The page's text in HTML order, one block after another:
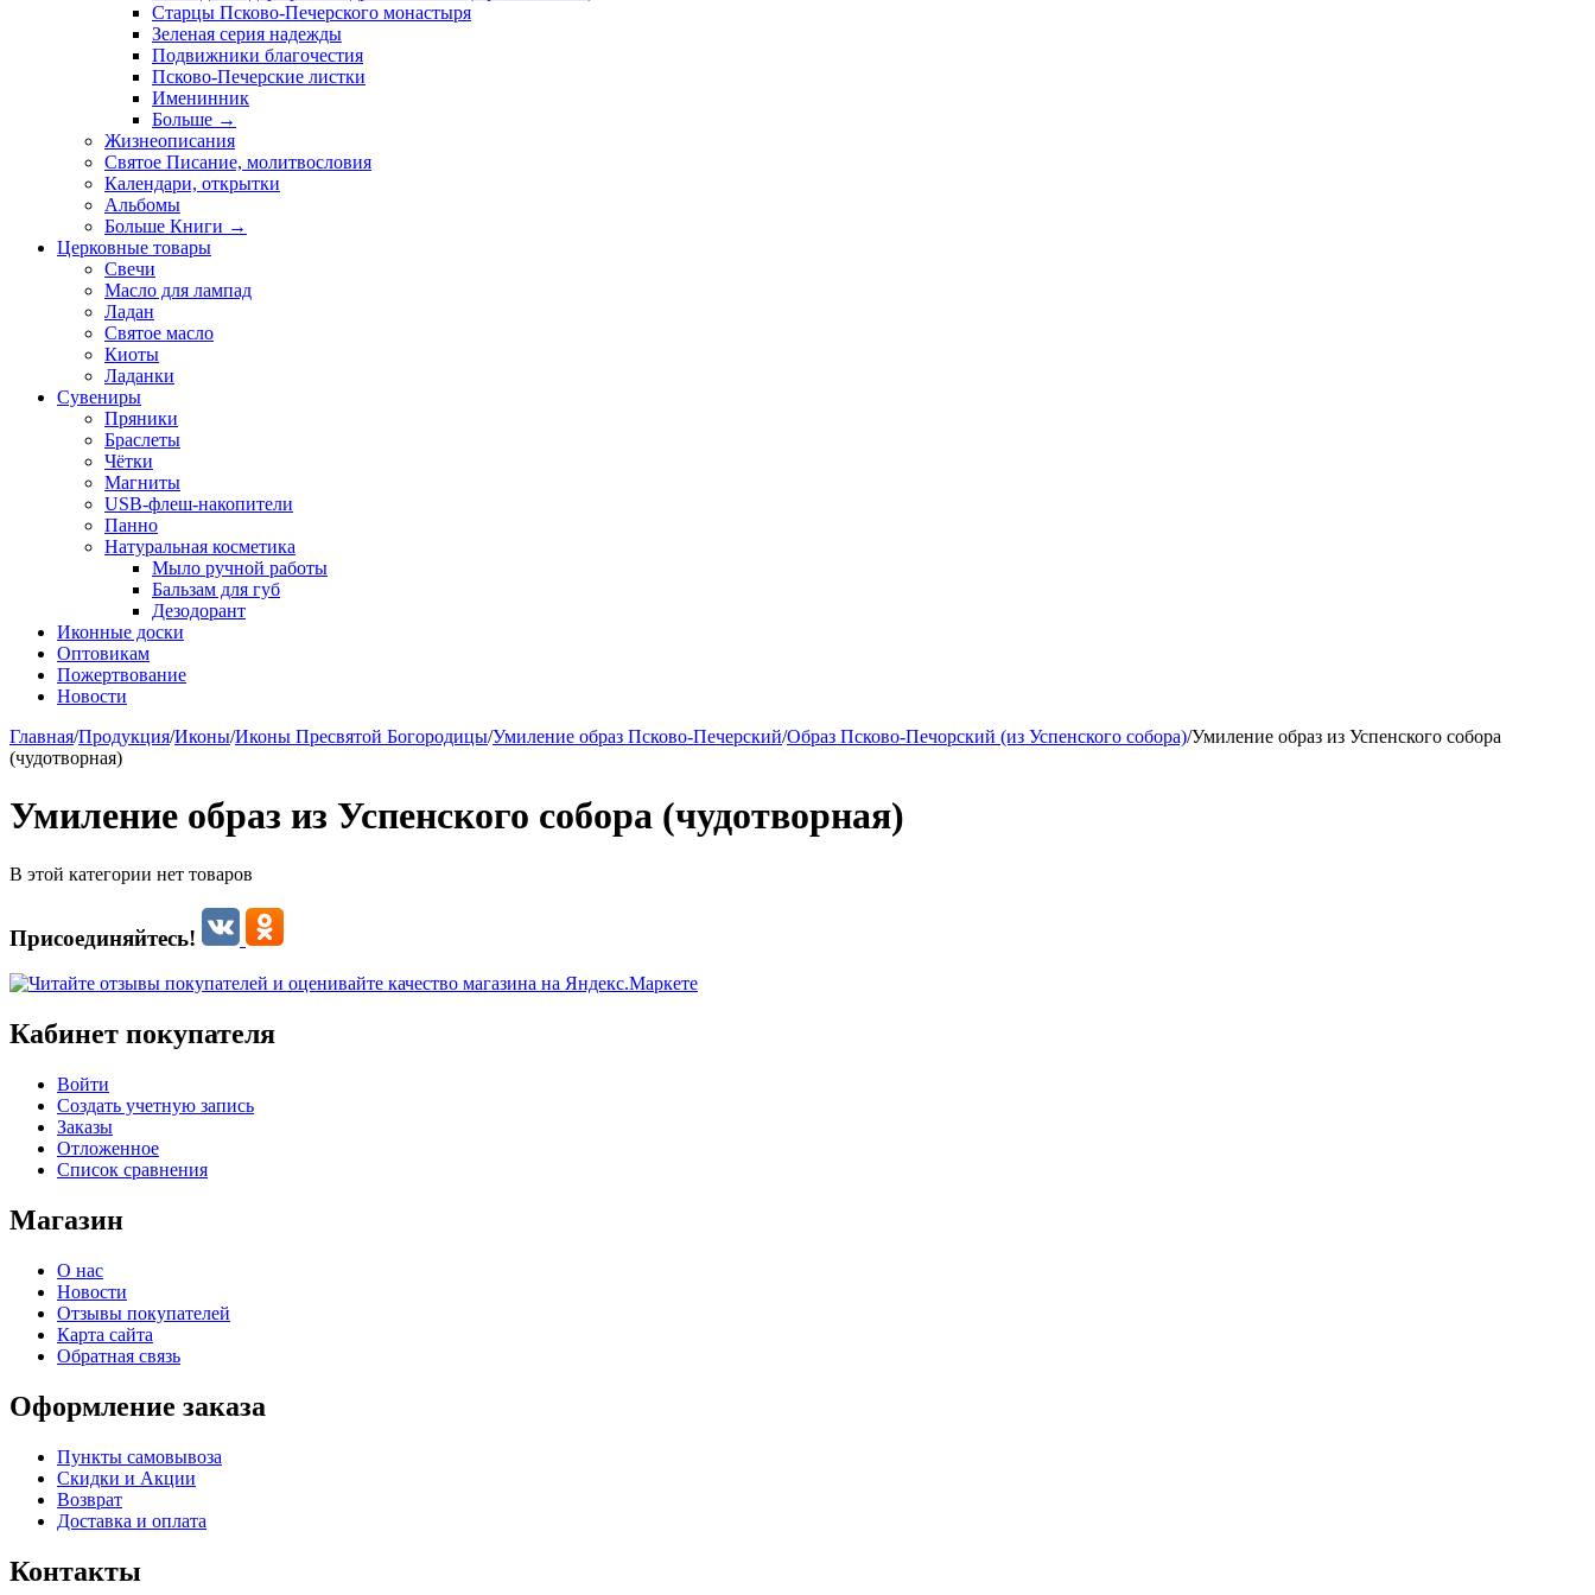
Старцы Псково-Печерского монастыря
Зеленая серия надежды
Подвижники благочестия
Псково-Печерские листки
Именинник
Больше →
Жизнеописания
Святое Писание, молитвословия
Календари, открытки
Альбомы
Больше Книги →
Церковные товары
Свечи
Масло для лампад
Ладан
Святое масло
Киоты
Ладанки
Сувениры
Пряники
Браслеты
Чётки
Магниты
USB-флеш-накопители
Панно
Натуральная косметика
Мыло ручной работы
Бальзам для губ
Дезодорант
Иконные доски
Оптовикам
Пожертвование
Новости
Главная/Продукция/Иконы/Иконы Пресвятой Богородицы/Умиление образ Псково-Печерский/Образ Псково-Печорский (из Успенского собора)/Умиление образ из Успенского собора
(чудотворная)
Умиление образ из Успенского собора (чудотворная)
В этой категории нет товаров
Присоединяйтесь!
Кабинет покупателя
Войти
Создать учетную запись
Заказы
Отложенное
Список сравнения
Магазин
О нас
Новости
Отзывы покупателей
Карта сайта
Обратная связь
Оформление заказа
Пункты самовывоза
Скидки и Акции
Возврат
Доставка и оплата
Контакты